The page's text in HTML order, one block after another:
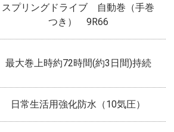
スプリングドライブ 自動巻（手巻
つき） 9R66
最大巻上時約72時間(約3日間)持続
日常生活用強化防水（10気圧）